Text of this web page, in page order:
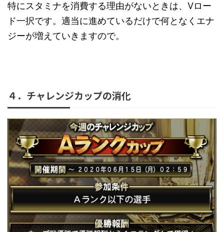
特にスタミナを消費する理由がないときは、Vロー
ド一択です。適当に進めているだけで何となくエナ
ジーが増えていきますので。
４．チャレンジカップの消化